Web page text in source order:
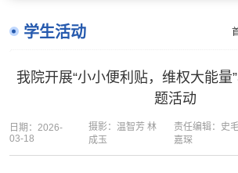
学生活动
我院开展“小小便利贴，维权大能量
题活动
日期：2026-
03-18
摄影：温智芳 林
成玉
责任编辑：史
嘉琛